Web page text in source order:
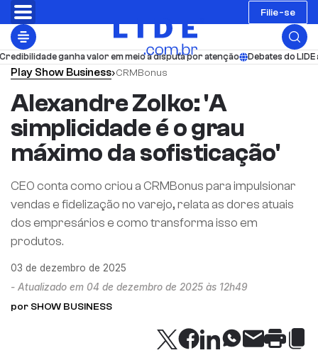
Filie-se
valor em meio à disputa por atenção Debates do LIDE
Play Show Business›CRMBonus
Alexandre Zolko: 'A
simplicidade é o grau
máximo da sofisticação'
CEO conta como criou a CRMBonus para impulsionar
vendas e fidelização no varejo, relata as dores atuais
dos empresários e como transforma isso em
produtos.
03 de dezembro de 2025
- Atualizado em 04 de dezembro de 2025 às 12h49
por SHOW BUSINESS